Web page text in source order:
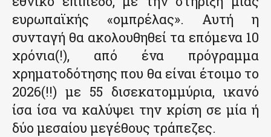
ευρωπαϊκής «ομπρέλας». Αυτή η
συνταγή θα ακολουθηθεί τα επόμενα 10
χρόνια(!), από ένα πρόγραμμα
χρηματοδότησης που θα είναι έτοιμο το
2026(!!) με 55 δισεκατομμύρια, ικανό
ίσα ίσα να καλύψει την κρίση σε μία ή
δύο μεσαίου μεγέθους τράπεζες.